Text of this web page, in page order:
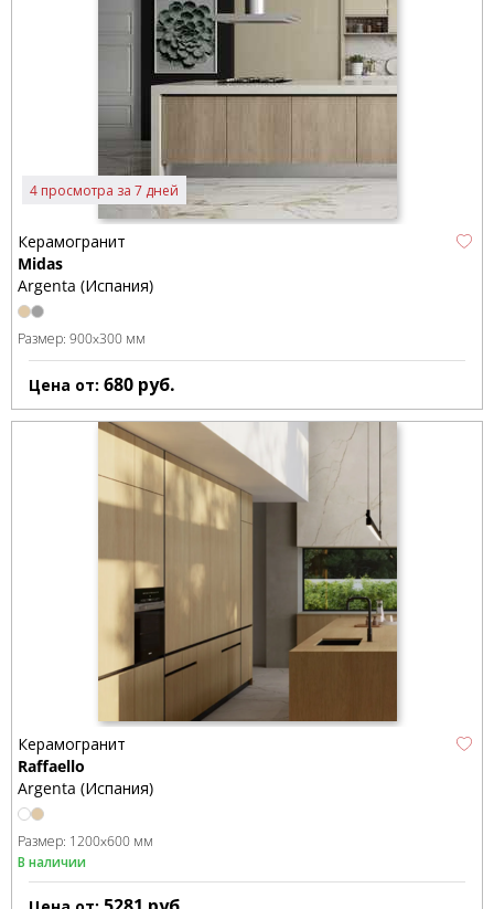
4 просмотра за 7 дней
Керамогранит
Midas
Argenta (Испания)
Размер: 900x300 мм
Цена от: 680 руб.
Керамогранит
Raffaello
Argenta (Испания)
Размер: 1200x600 мм
В наличии